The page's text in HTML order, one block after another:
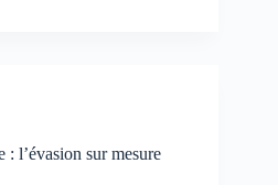
l’évasion sur mesure